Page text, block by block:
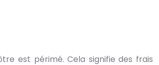
est périmé. Cela signifie des frais